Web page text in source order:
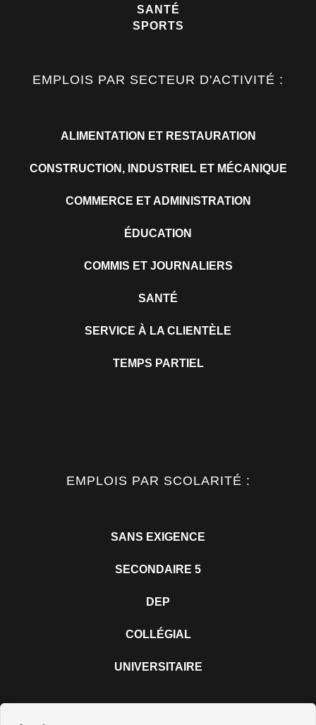
SANTÉ
SPORTS
EMPLOIS PAR SECTEUR D'ACTIVITÉ :
ALIMENTATION ET RESTAURATION
CONSTRUCTION, INDUSTRIEL ET MÉCANIQUE
COMMERCE ET ADMINISTRATION
ÉDUCATION
COMMIS ET JOURNALIERS
SANTÉ
SERVICE À LA CLIENTÈLE
TEMPS PARTIEL
EMPLOIS PAR SCOLARITÉ :
SANS EXIGENCE
SECONDAIRE 5
DEP
COLLÉGIAL
UNIVERSITAIRE